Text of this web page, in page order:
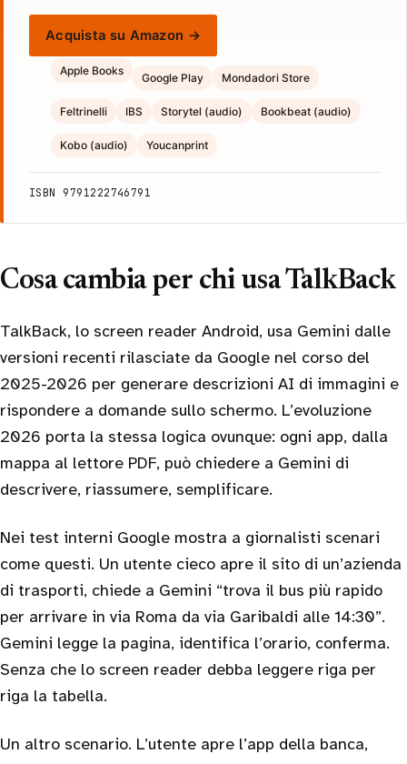
Acquista su Amazon →
Apple Books
Google Play Mondadori Store
Feltrinelli IBS Storytel (audio) Bookbeat (audio)
Kobo (audio) Youcanprint
ISBN 9791222746791
Cosa cambia per chi usa TalkBack
TalkBack, lo screen reader Android, usa Gemini dalle
versioni recenti rilasciate da Google nel corso del
2025-2026 per generare descrizioni AI di immagini e
rispondere a domande sullo schermo. L’evoluzione
2026 porta la stessa logica ovunque: ogni app, dalla
mappa al lettore PDF, può chiedere a Gemini di
descrivere, riassumere, semplificare.
Nei test interni Google mostra a giornalisti scenari
come questi. Un utente cieco apre il sito di un’azienda
di trasporti, chiede a Gemini “trova il bus più rapido
per arrivare in via Roma da via Garibaldi alle 14:30”.
Gemini legge la pagina, identifica l’orario, conferma.
Senza che lo screen reader debba leggere riga per
riga la tabella.
Un altro scenario. L’utente apre l’app della banca,